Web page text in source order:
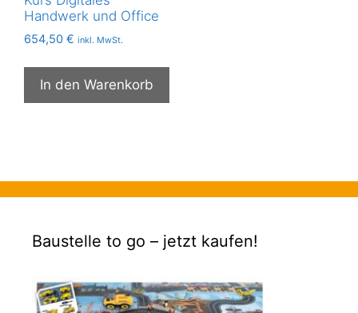
Handwerk und Office
654,50 € inkl. MwSt.
In den Warenkorb
Baustelle to go – jetzt kaufen!